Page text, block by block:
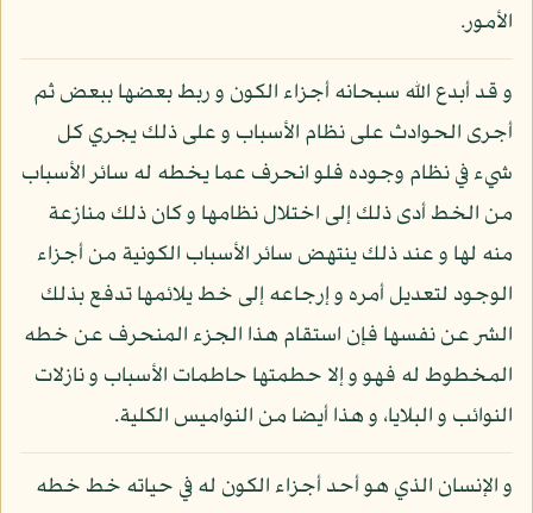
الأمور.
و قد أبدع الله سبحانه أجزاء الكون و ربط بعضها ببعض ثم
أجرى الحوادث على نظام الأسباب و على ذلك يجري كل
شيء في نظام وجوده فلو انحرف عما يخطه له سائر الأسباب
من الخط أدى ذلك إلى اختلال نظامها و كان ذلك منازعة
منه لها و عند ذلك ينتهض سائر الأسباب الكونية من أجزاء
الوجود لتعديل أمره و إرجاعه إلى خط يلائمها تدفع بذلك
الشر عن نفسها فإن استقام هذا الجزء المنحرف عن خطه
المخطوط له فهو و إلا حطمتها حاطمات الأسباب و نازلات
النوائب و البلايا، و هذا أيضا من النواميس الكلية.
و الإنسان الذي هو أحد أجزاء الكون له في حياته خط خطه